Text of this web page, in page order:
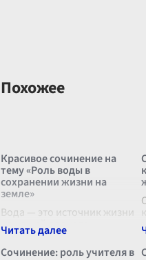
Похожее
Красивое сочинение на
тему «Роль воды в
сохранении жизни на
земле»
Вода — это источник жизни
на нашей планете,
драгоценный эликсир,
который определяет
Сочинение: роль учителя в